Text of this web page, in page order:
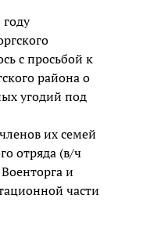
с просьбой к
района о
угодий под
их семей
отряда (в/ч
и
части